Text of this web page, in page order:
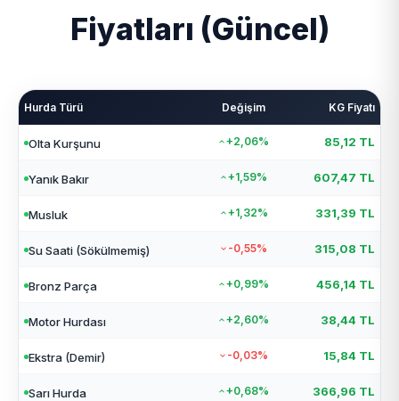
Fiyatları (Güncel)
Hurda Türü Değişim KG Fiyatı
Olta Kurşunu +2,06% 85,12 TL
Yanık Bakır +1,59% 607,47 TL
Musluk +1,32% 331,39 TL
Su Saati (Sökülmemiş) -0,55% 315,08 TL
Bronz Parça +0,99% 456,14 TL
Motor Hurdası +2,60% 38,44 TL
Ekstra (Demir) -0,03% 15,84 TL
Sarı Hurda +0,68% 366,96 TL